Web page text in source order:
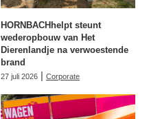
HORNBACHhelpt steunt
wederopbouw van Het
Dierenlandje na verwoestende
brand
27 juli 2026 | Corporate